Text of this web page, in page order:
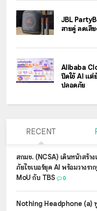
JBL
สายคู่ ลดเสีย
Alibaba
ปีดใช้ AI แ
ปลอดภัย
RECENT
สกมช. (NCSA) เดินหน้าสร้า
ภัยไซเบอร์ยุค AI พร้อมวาง
MoU กับ TBS
0
Nothing Headphone (a)